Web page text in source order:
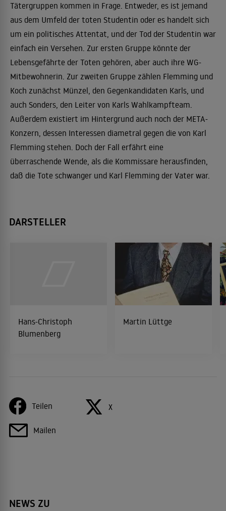
Tätergruppen kommen in Frage. Entweder, es ist jemand
aus dem Umfeld der toten Studentin oder es handelt sich
um ein politisches Attentat, und der Tod der Studentin war
einfach ein Versehen. Zur ersten Gruppe könnte der
Lebensgefährte der Toten gehören, aber auch ihre WG-
Mitbewohnerin. Zur zweiten Gruppe zählen Flemming und
Koch zunächst Münzel, den Gegenkandidaten Karls, und
auch Sonders, den Leiter von Karls Wahlkampfteam.
Außerdem existiert im Hintergrund auch noch der META-
Konzern, dessen Interessen diametral gegen die von Karl
Flemming stehen. Doch der Fall erfährt eine
überraschende Wende, als die Kommissare herausfinden,
daß die Tote schwanger und Karl Flemming der Vater war.
DARSTELLER
Hans-Christoph
Blumenberg
Martin Lüttge
Teilen X
Mailen
NEWS ZU